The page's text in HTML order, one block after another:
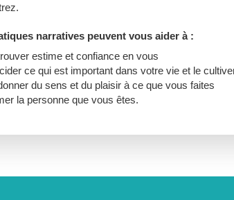
narratives peuvent vous aider à :
estime et confiance en vous
ce qui est important dans votre vie et le
du sens et du plaisir à ce que vous faites
la personne que vous êtes.